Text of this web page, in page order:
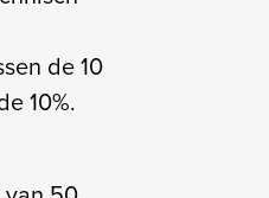
de 10
10%.